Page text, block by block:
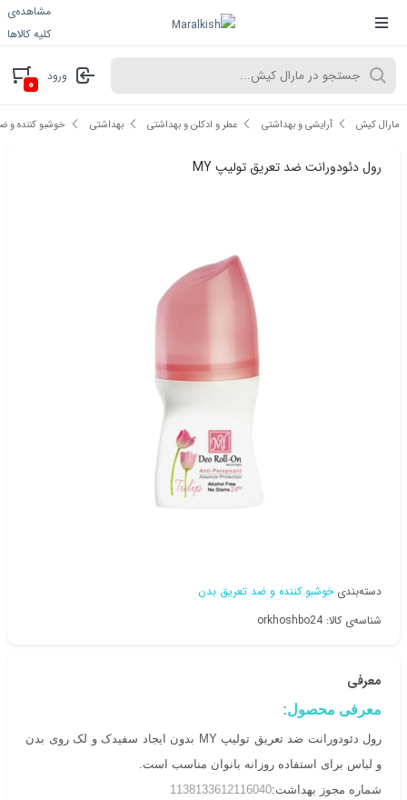
مشاهده‌ی
کلیه کالاها
ورود ۰
مارال کیش آرایشی و بهداشتی عطر و ادکلن و بهداشتی بهداشتی خوشبو کننده و
رول دئودورانت ضد تعریق تولیپ MY
دسته‌بندی خوشبو کننده و ضد تعریق بدن
شناسه‌ی کالا: orkhoshbo24
معرفی
معرفی محصول:
رول دئودورانت ضد تعریق تولیپ MY بدون ایجاد سفیدک و لک روی بدن
و لباس برای استفاده روزانه بانوان مناسب است.
شماره مجوز بهداشت:1138133612116040